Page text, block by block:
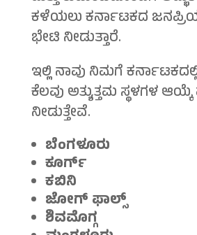
ಕಳೆಯಲು ಕರ್ನಾಟಕದ
ಭೇಟಿ ನೀಡುತ್ತಾರೆ.
ಇಲ್ಲಿ ನಾವು ನಿಮಗೆ
ಕೆಲವು ಅತ್ಯುತ್ತಮ ಸ್ಥಳಗಳ
ನೀಡುತ್ತೇವೆ.
ಬೆಂಗಳೂರು
ಕೂರ್ಗ್
ಕಬಿನಿ
ಜೋಗ್ ಫಾಲ್ಸ್
ಶಿವಮೊಗ್ಗ